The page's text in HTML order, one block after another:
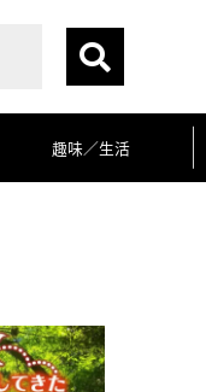
趣味／生活